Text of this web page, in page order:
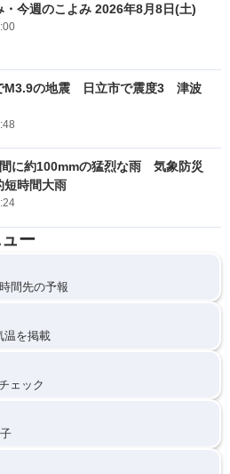
・今週のこよみ 2026年8月8日(土)
M3.9の地震 日立市で震度3 津波
に約100mmの猛烈な雨 気象防災
短時間大雨
ー
間先の予報
温を掲載
ェック